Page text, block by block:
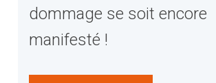
dommage se soit encore
manifesté !